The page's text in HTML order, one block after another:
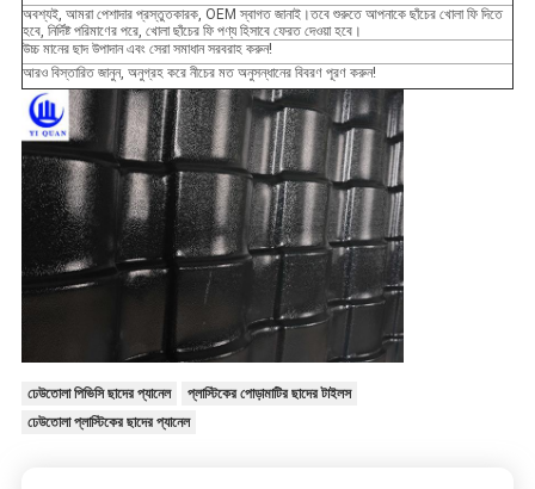
অবশ্যই, আমরা পেশাদার প্রস্তুতকারক, OEM স্বাগত জানাই।তবে শুরুতে আপনাকে ছাঁচের খোলা ফি দিতে
হবে, নির্দিষ্ট পরিমাণের পরে, খোলা ছাঁচের ফি পণ্য হিসাবে ফেরত দেওয়া হবে।
উচ্চ মানের ছাদ উপাদান এবং সেরা সমাধান সরবরাহ করুন!
আরও বিস্তারিত জানুন, অনুগ্রহ করে নীচের মত অনুসন্ধানের বিবরণ পূরণ করুন!
ঢেউতোলা পিভিসি ছাদের প্যানেল
প্লাস্টিকের পোড়ামাটির ছাদের টাইলস
ঢেউতোলা প্লাস্টিকের ছাদের প্যানেল